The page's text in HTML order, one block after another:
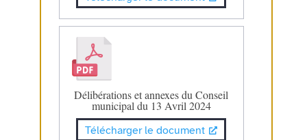
Délibérations et annexes du Conseil
municipal du 13 Avril 2024
Télécharger le document